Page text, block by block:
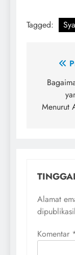
Tagged:
pos
Menurut
Alamat
Komentar